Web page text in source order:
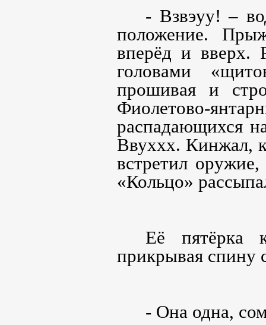
- Взвэуу! –
положение.
вперёд и вверх.
головами
прошивая и
Фиолетово-
распадающихся
Ввуххх. Кинжал,
встретил
«Кольцо»
Её пятёрка
прикрывая спину
- Она одна,